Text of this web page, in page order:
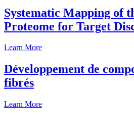
Systematic Mapping of
Proteome for Target
Learn More
Développement de
fibrés
Learn More